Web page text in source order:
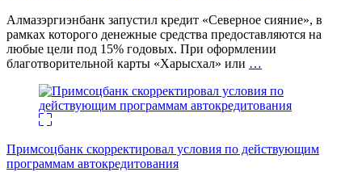
Алмазэргиэнбанк запустил кредит «Северное сияние», в
рамках которого денежные средства предоставляются на
любые цели под 15% годовых. При оформлении
благотворительной карты «Харысхал» или …
Примсоцбанк скорректировал условия по действующим
программам автокредитования